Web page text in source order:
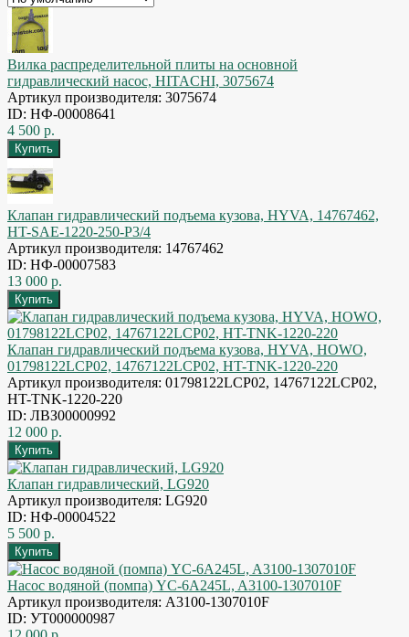
Вилка распределительной плиты на основной
гидравлический насос, HITACHI, 3075674
Артикул производителя: 3075674
ID: НФ-00008641
4 500 р.
Клапан гидравлический подъема кузова, HYVA, 14767462,
HT-SAE-1220-250-P3/4
Артикул производителя: 14767462
ID: НФ-00007583
13 000 р.
Клапан гидравлический подъема кузова, HYVA, HOWO,
01798122LCP02, 14767122LCP02, HT-TNK-1220-220
Артикул производителя: 01798122LCP02, 14767122LCP02,
HT-TNK-1220-220
ID: ЛВЗ00000992
12 000 р.
Клапан гидравлический, LG920
Артикул производителя: LG920
ID: НФ-00004522
5 500 р.
Насос водяной (помпа) YC-6A245L, A3100-1307010F
Артикул производителя: A3100-1307010F
ID: УТ000000987